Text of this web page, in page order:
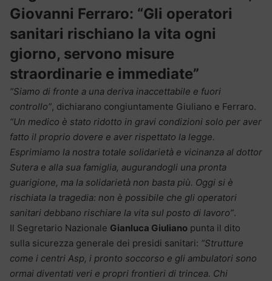
Giovanni Ferraro: “Gli operatori
sanitari rischiano la vita ogni
giorno, servono misure
straordinarie e immediate”
“Siamo di fronte a una deriva inaccettabile e fuori
controllo”, dichiarano congiuntamente Giuliano e Ferraro.
“Un medico è stato ridotto in gravi condizioni solo per aver
fatto il proprio dovere e aver rispettato la legge.
Esprimiamo la nostra totale solidarietà e vicinanza al dottor
Sutera e alla sua famiglia, augurandogli una pronta
guarigione, ma la solidarietà non basta più. Oggi si è
rischiata la tragedia: non è possibile che gli operatori
sanitari debbano rischiare la vita sul posto di lavoro”.
Il Segretario Nazionale Gianluca Giuliano punta il dito
sulla sicurezza generale dei presidi sanitari: “Strutture
come i centri Asp, i pronto soccorso e gli ambulatori sono
ormai diventati veri e propri frontieri di trincea. Chi